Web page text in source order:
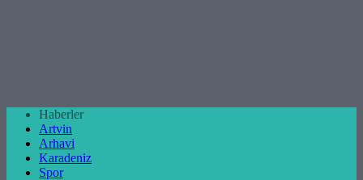
Haberler
Artvin
Arhavi
Karadeniz
Spor